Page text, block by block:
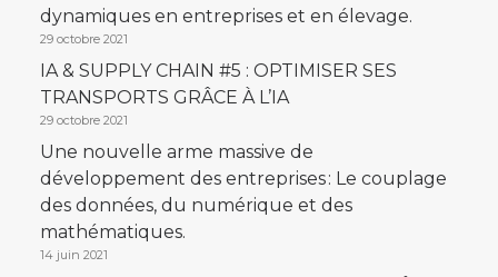
dynamiques en entreprises et en élevage.
29 octobre 2021
IA & SUPPLY CHAIN #5 : OPTIMISER SES
TRANSPORTS GRÂCE À L’IA
29 octobre 2021
Une nouvelle arme massive de
développement des entreprises : Le couplage
des données, du numérique et des
mathématiques.
14 juin 2021